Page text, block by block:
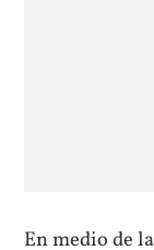
En medio de